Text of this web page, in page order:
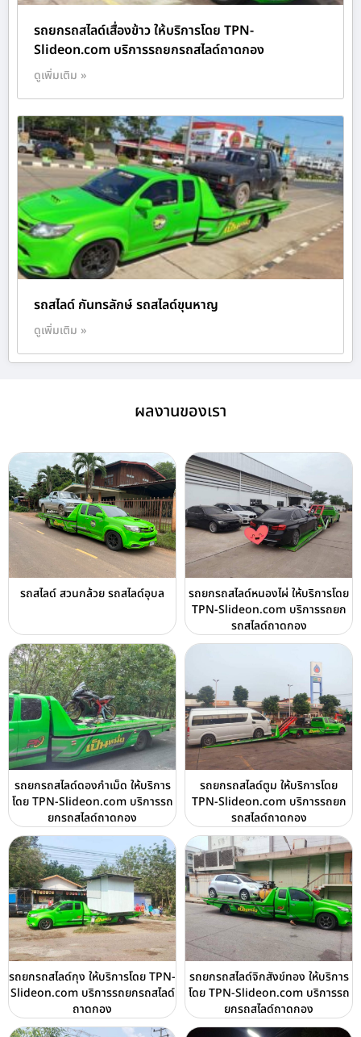
รถยกรถสไลด์เสื่องข้าว ให้บริการโดย TPN-
Slideon.com บริการรถยกรถสไลด์ถาดกอง
ดูเพิ่มเติม »
รถสไลด์ กันทรลักษ์ รถสไลด์ขุนหาญ
ดูเพิ่มเติม »
ผลงานของเรา
รถสไลด์ สวนกล้วย รถสไลด์อุบล
รถยกรถสไลด์หนองไผ่ ให้บริการโดย
TPN-Slideon.com บริการรถยก
รถสไลด์ถาดกอง
รถยกรถสไลด์ดองกำเม็ด ให้บริการ
โดย TPN-Slideon.com บริการรถ
ยกรถสไลด์ถาดกอง
รถยกรถสไลด์ตูม ให้บริการโดย
TPN-Slideon.com บริการรถยก
รถสไลด์ถาดกอง
รถยกรถสไลด์กุง ให้บริการโดย TPN-
Slideon.com บริการรถยกรถสไลด์
ถาดกอง
รถยกรถสไลด์จิกสังข์ทอง ให้บริการ
โดย TPN-Slideon.com บริการรถ
ยกรถสไลด์ถาดกอง